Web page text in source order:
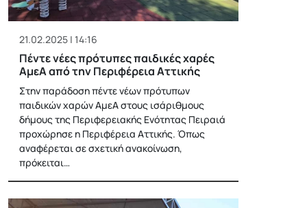
21.02.2025 | 14:16
Πέντε νέες πρότυπες παιδικές χαρές
ΑμεΑ από την Περιφέρεια Αττικής
Στην παράδοση πέντε νέων πρότυπων
παιδικών χαρών ΑμεΑ στους ισάριθμους
δήμους της Περιφερειακής Ενότητας Πειραιά
προχώρησε η Περιφέρεια Αττικής. Όπως
αναφέρεται σε σχετική ανακοίνωση,
πρόκειται…